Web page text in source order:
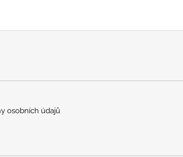
osobních údajů